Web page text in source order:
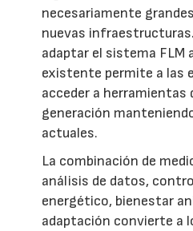
necesariamente
nuevas
adaptar el sistema FLM
existente permite a las
acceder a herramientas
generación
actuales.
La combinación de
análisis de datos,
energético, bienestar
adaptación convierte a